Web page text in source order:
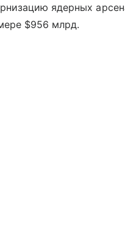
ядерных
$956 млрд.